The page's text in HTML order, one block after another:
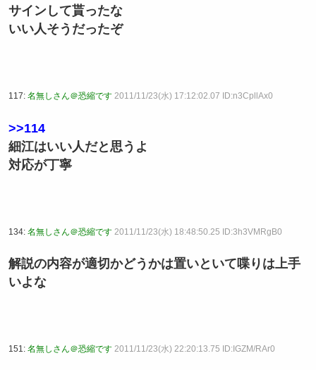
サインして貰ったな
いい人そうだったぞ
117: 名無しさん＠恐縮です 2011/11/23(水) 17:12:02.07 ID:n3CpllAx0
>>114
細江はいい人だと思うよ
対応が丁寧
134: 名無しさん＠恐縮です 2011/11/23(水) 18:48:50.25 ID:3h3VMRgB0
解説の内容が適切かどうかは置いといて喋りは上手
いよな
151: 名無しさん＠恐縮です 2011/11/23(水) 22:20:13.75 ID:IGZM/RAr0